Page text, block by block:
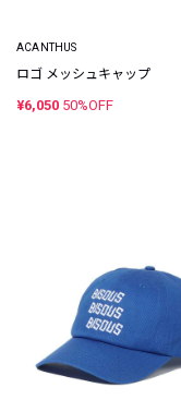
ACANTHUS
ロゴ メッシュキャップ
¥6,050 50%OFF